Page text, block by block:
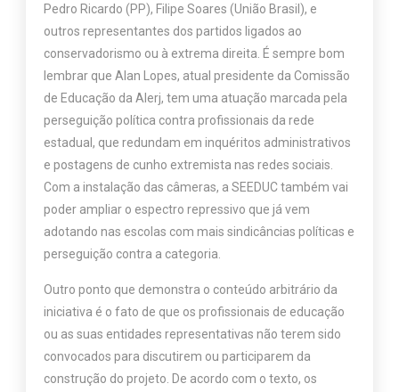
Pedro Ricardo (PP), Filipe Soares (União Brasil), e
outros representantes dos partidos ligados ao
conservadorismo ou à extrema direita. É sempre bom
lembrar que Alan Lopes, atual presidente da Comissão
de Educação da Alerj, tem uma atuação marcada pela
perseguição política contra profissionais da rede
estadual, que redundam em inquéritos administrativos
e postagens de cunho extremista nas redes sociais.
Com a instalação das câmeras, a SEEDUC também vai
poder ampliar o espectro repressivo que já vem
adotando nas escolas com mais sindicâncias políticas e
perseguição contra a categoria.
Outro ponto que demonstra o conteúdo arbitrário da
iniciativa é o fato de que os profissionais de educação
ou as suas entidades representativas não terem sido
convocados para discutirem ou participarem da
construção do projeto. De acordo com o texto, os